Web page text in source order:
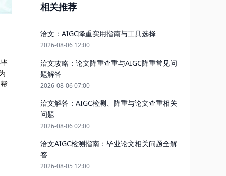
相关推荐
洽文：AIGC降重实用指南与工具选择
2026-08-06 12:00
洽文攻略：论文降重查重与AIGC降重常见问
题解答
2026-08-06 07:00
洽文解答：AIGC检测、降重与论文查重相关
问题
2026-08-06 02:00
洽文AIGC检测指南：毕业论文相关问题全解
答
2026-08-05 12:00